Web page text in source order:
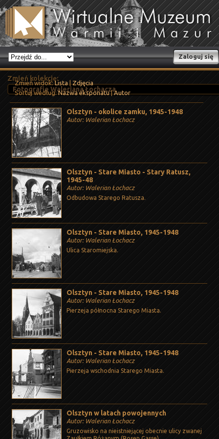
Zaloguj się
Zmień kolekcję:
Zmień widok:Lista|Zdjęcia
Sortuj według:Nazwa eksponatu|Autor
Olsztyn - okolice zamku, 1945-1948
Autor: Walerian Łochacz
Olsztyn - Stare Miasto - Stary Ratusz,
1945-48
Autor: Walerian Łochacz
Odbudowa Starego Ratusza.
Olsztyn - Stare Miasto, 1945-1948
Autor: Walerian Łochacz
Ulica Staromiejska.
Olsztyn - Stare Miasto, 1945-1948
Autor: Walerian Łochacz
Pierzeja północna Starego Miasta.
Olsztyn - Stare Miasto, 1945-1948
Autor: Walerian Łochacz
Pierzeja wschodnia Starego Miasta.
Olsztyn w latach powojennych
Autor: Walerian Łochacz
Gruzowisko na nieistniejącej obecnie ulicy zwanej